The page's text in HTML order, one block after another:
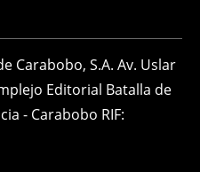
Carabobo, S.A. Av. Uslar
Editorial Batalla de
- Carabobo RIF: